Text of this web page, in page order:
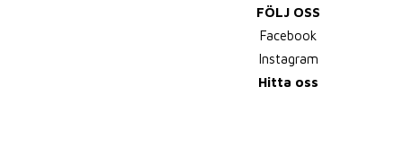
FÖLJ OSS
Facebook
Instagram
Hitta oss